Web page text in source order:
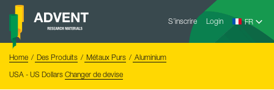
Skip
content
S’inscrire Login
Advent
Home Des Produits Métaux Purs
Aluminium
USA - US Dollars Changer de devise